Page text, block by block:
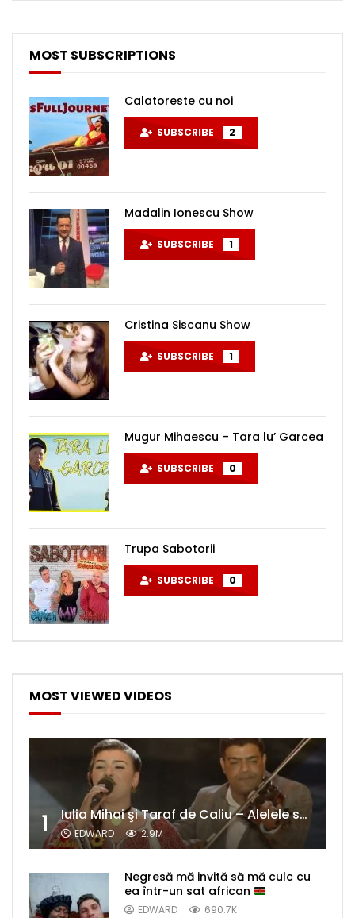
MOST SUBSCRIPTIONS
Calatoreste cu noi
SUBSCRIBE 2
Madalin Ionescu Show
SUBSCRIBE 1
Cristina Siscanu Show
SUBSCRIBE 1
Mugur Mihaescu – Tara lu’ Garcea
SUBSCRIBE 0
Trupa Sabotorii
SUBSCRIBE 0
MOST VIEWED VIDEOS
1 Iulia Mihai şi Taraf de Caliu – Alelele sălcioară (@#VedetaPopulară)
EDWARD 2.9M
Negresă mă invită să mă culc cu
ea într-un sat african
EDWARD 690.7K